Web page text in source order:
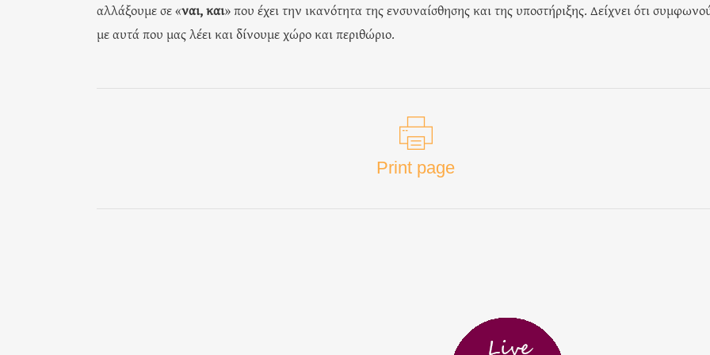
αλλάξουμε σε «ναι, και» που έχει την ικανότητα της ενσυναίσθησης και της υποστήριξης. Δείχνει ότι
με αυτά που μας λέει και δίνουμε χώρο και περιθώριο.
Print page